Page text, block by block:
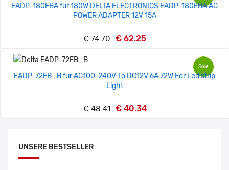
UNSERE BESTSELLER
EADP-180FBA für 180W DELTA ELECTRONICS EADP-180FBA AC
POWER ADAPTER 12V 15A
€ 74.70 € 62.25
Sale
EADP-72FB_B für AC100-240V To DC12V 6A 72W For Led strip
Light
€ 48.41 € 40.34